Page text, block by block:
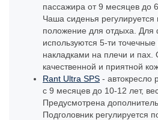
пассажира от 9 месяцев до
Чаша сиденья регулируется
положение для отдыха. Для
используются 5-ти
накладками на плечи и пах.
качественной и приятной
Rant Ultra SPS - автокресло
с 9 месяцев до 10-12 лет,
Предусмотрена
Подголовник регулируется